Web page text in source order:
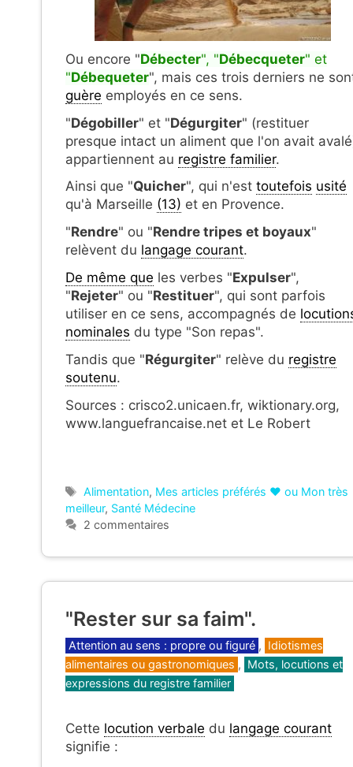
Ou encore "Débecter", "Débecqueter" et
"Débequeter", mais ces trois derniers ne
guère employés en ce sens.
"Dégobiller" et "Dégurgiter" (restituer
presque intact un aliment que l'on avait
appartiennent au registre familier.
Ainsi que "Quicher", qui n'est toutefois usité
qu'à Marseille (13) et en Provence.
"Rendre" ou "Rendre tripes et boyaux"
relèvent du langage courant.
De même que les verbes "Expulser",
"Rejeter" ou "Restituer", qui sont parfois
utiliser en ce sens, accompagnés de
nominales du type "Son repas".
Tandis que "Régurgiter" relève du registre
soutenu.
Sources : crisco2.unicaen.fr, wiktionary.org,
www.languefrancaise.net et Le Robert
Étiquettes
Alimentation, Mes articles préférés ❤ ou Mon très
meilleur, Santé Médecine
2 commentaires
"Rester sur sa faim".
Catégories
Attention au sens : propre ou figuré , Idiotismes
alimentaires ou gastronomiques , Mots, locutions et
expressions du registre familier
Cette locution verbale du langage courant
signifie :